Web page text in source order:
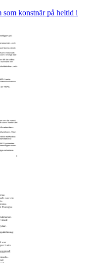
konstnär på heltid i